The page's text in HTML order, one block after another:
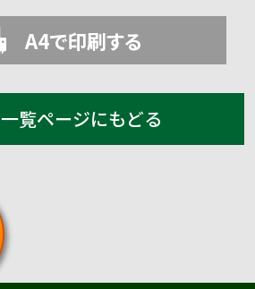
A4で印刷する
一覧ページにもどる